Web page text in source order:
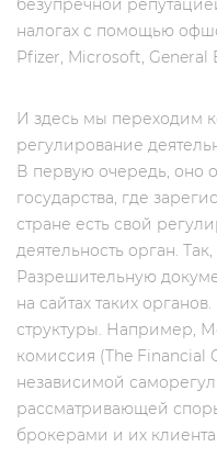
безупречной
налогах с помощью
Pfizer, Microsoft, General
И здесь мы переходим
регулирование
В первую очередь, оно
государства, где
стране есть свой
деятельность орган.
Разрешительную
на сайтах таких
структуры. Например,
комиссия (The Financial
независимой
рассматривающей
брокерами и их